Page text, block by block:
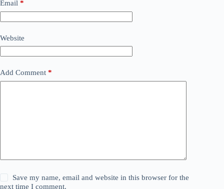
Email *
Website
Add Comment *
Save my name, email and website in this browser for the
next time I comment.